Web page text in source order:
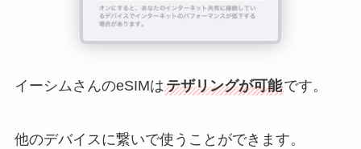
イーシムさんのeSIMはテザリングが可能です。
他のデバイスに繋いで使うことができます。